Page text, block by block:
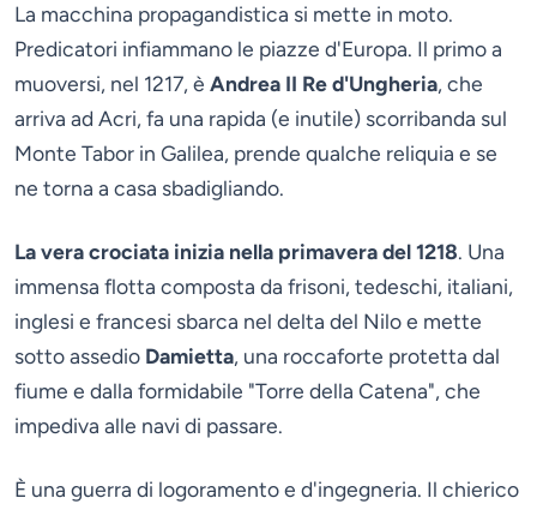
La macchina propagandistica si mette in moto.
Predicatori infiammano le piazze d'Europa. Il primo a
muoversi, nel 1217, è Andrea II Re d'Ungheria, che
arriva ad Acri, fa una rapida (e inutile) scorribanda sul
Monte Tabor in Galilea, prende qualche reliquia e se
ne torna a casa sbadigliando.
La vera crociata inizia nella primavera del 1218. Una
immensa flotta composta da frisoni, tedeschi, italiani,
inglesi e francesi sbarca nel delta del Nilo e mette
sotto assedio Damietta, una roccaforte protetta dal
fiume e dalla formidabile "Torre della Catena", che
impediva alle navi di passare.
È una guerra di logoramento e d'ingegneria. Il chierico